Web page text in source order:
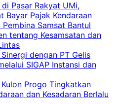
Pasar Rakyat UMi,
Bayar Pajak Kendaraan
Samsat Bantul
tentang Kesamsatan dan
dengan PT Gelis
SIGAP Instansi dan
Progo Tingkatkan
dan Kesadaran Berlalu